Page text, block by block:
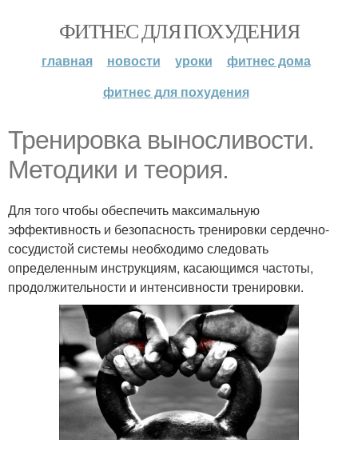
ФИТНЕС ДЛЯ ПОХУДЕНИЯ
главная новости уроки
фитнес дома
фитнес для похудения
Тренировка выносливости.
Методики и теория.
Для того чтобы обеспечить максимальную
эффективность и безопасность тренировки сердечно-
сосудистой системы необходимо следовать
определенным инструкциям, касающимся частоты,
продолжительности и интенсивности тренировки.